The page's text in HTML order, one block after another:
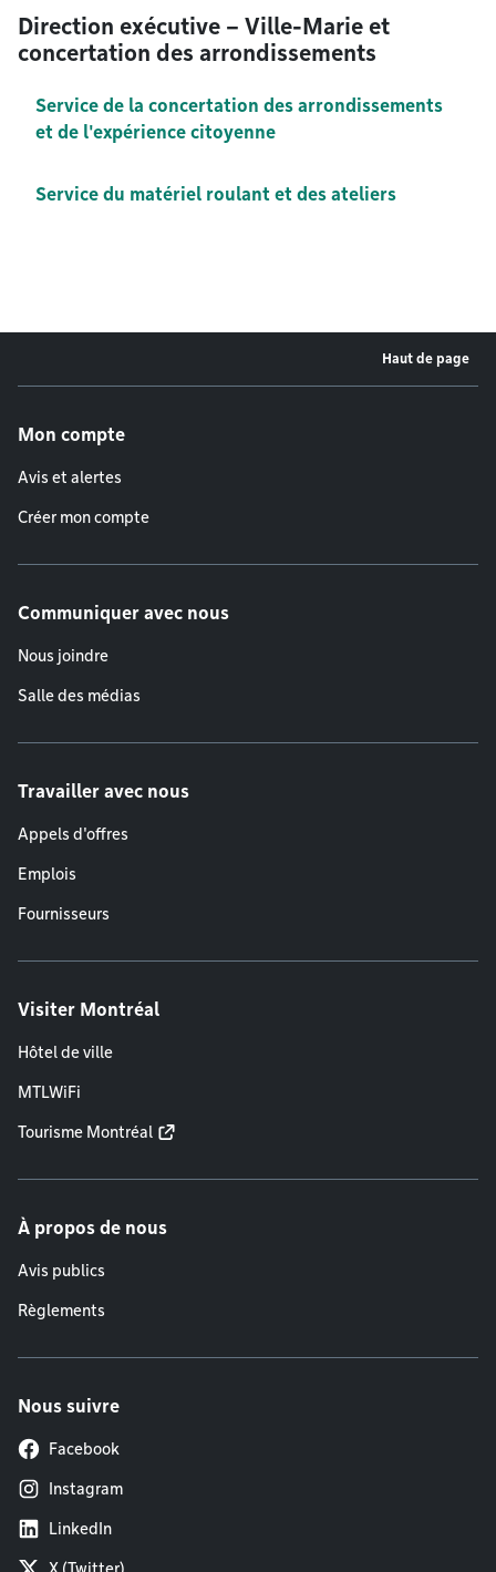
Direction exécutive – Ville-Marie et
concertation des arrondissements
Service de la concertation des arrondissements
et de l'expérience citoyenne
Service du matériel roulant et des ateliers
Haut de page
Mon compte
Avis et alertes
Créer mon compte
Communiquer avec nous
Nous joindre
Salle des médias
Travailler avec nous
Appels d'offres
Emplois
Fournisseurs
Visiter Montréal
Hôtel de ville
MTLWiFi
Tourisme Montréal
À propos de nous
Avis publics
Règlements
Nous suivre
Facebook
Instagram
LinkedIn